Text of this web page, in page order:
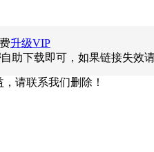
升级VIP
自助下载即可，如果链接失效
请联系我们删除！